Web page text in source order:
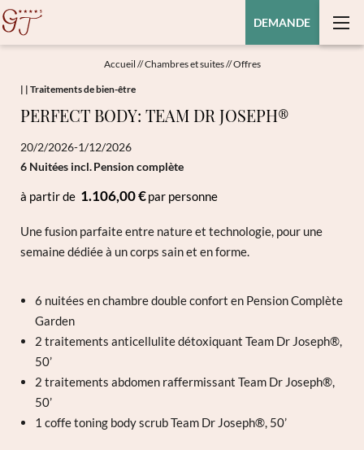
DEMANDE
Accueil //Chambres et suites//Offres
| | Traitements de bien-être
PERFECT BODY: TEAM DR JOSEPH®
20/2/2026-1/12/2026
6 Nuitées incl.Pension complète
à partir de 1.106,00 €par personne
Une fusion parfaite entre nature et technologie, pour une
semaine dédiée à un corps sain et en forme.
6 nuitées en chambre double confort en Pension Complète
Garden
2 traitements anticellulite détoxiquant Team Dr Joseph®,
50’
2 traitements abdomen raffermissant Team Dr Joseph®,
50’
1 coffe toning body scrub Team Dr Joseph®, 50’